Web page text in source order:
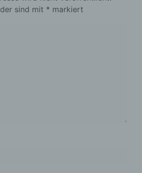
sind mit * markiert